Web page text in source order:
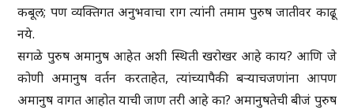
कबूल; पण व्यक्तिगत अनुभवाचा राग त्यांनी तमाम पुरुष जातीवर काढू
नये.
सगळे पुरुष अमानुष आहेत अशी स्थिती खरोखर आहे काय? आणि जे
कोणी अमानुष वर्तन करताहेत, त्यांच्यापैकी बऱ्याचजणांना आपण
अमानुष वागत आहोत याची जाण तरी आहे का? अमानुषतेची बीजं पुरुष